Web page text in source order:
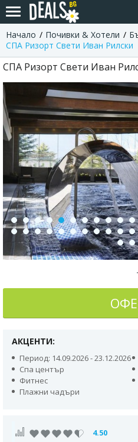
Начало Почивки & Хотели
СПА Ризорт Свети Иван Рилски
СПА Ризорт Свети Иван
АКЦЕНТИ:
Период: 14.09.2026 - 23.12.2026
Спа център
Фитнес
Плажни чадъри
4.50